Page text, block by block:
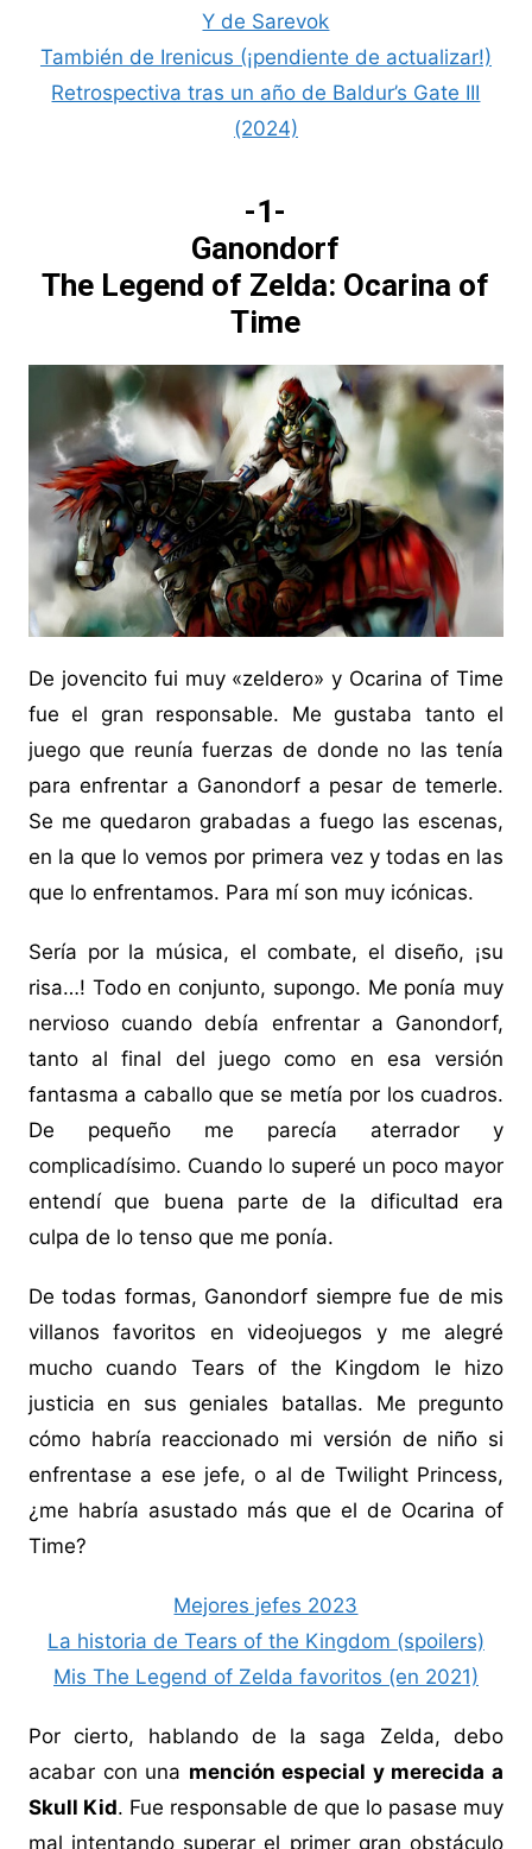
Y de Sarevok
También de Irenicus (¡pendiente de actualizar!)
Retrospectiva tras un año de Baldur’s Gate III
(2024)
-1-
Ganondorf
The Legend of Zelda: Ocarina of
Time
De jovencito fui muy «zeldero» y Ocarina of Time
fue el gran responsable. Me gustaba tanto el
juego que reunía fuerzas de donde no las tenía
para enfrentar a Ganondorf a pesar de temerle.
Se me quedaron grabadas a fuego las escenas,
en la que lo vemos por primera vez y todas en las
que lo enfrentamos. Para mí son muy icónicas.
Sería por la música, el combate, el diseño, ¡su
risa…! Todo en conjunto, supongo. Me ponía muy
nervioso cuando debía enfrentar a Ganondorf,
tanto al final del juego como en esa versión
fantasma a caballo que se metía por los cuadros.
De pequeño me parecía aterrador y
complicadísimo. Cuando lo superé un poco mayor
entendí que buena parte de la dificultad era
culpa de lo tenso que me ponía.
De todas formas, Ganondorf siempre fue de mis
villanos favoritos en videojuegos y me alegré
mucho cuando Tears of the Kingdom le hizo
justicia en sus geniales batallas. Me pregunto
cómo habría reaccionado mi versión de niño si
enfrentase a ese jefe, o al de Twilight Princess,
¿me habría asustado más que el de Ocarina of
Time?
Mejores jefes 2023
La historia de Tears of the Kingdom (spoilers)
Mis The Legend of Zelda favoritos (en 2021)
Por cierto, hablando de la saga Zelda, debo
acabar con una mención especial y merecida a
Skull Kid. Fue responsable de que lo pasase muy
mal intentando superar el primer gran obstáculo